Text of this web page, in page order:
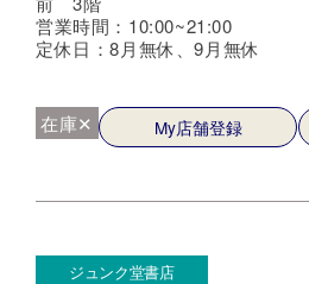
営業時間：10:00~21:00
定休日：8月無休、9月無休
在庫✕ My店舗登録
ジュンク堂書店